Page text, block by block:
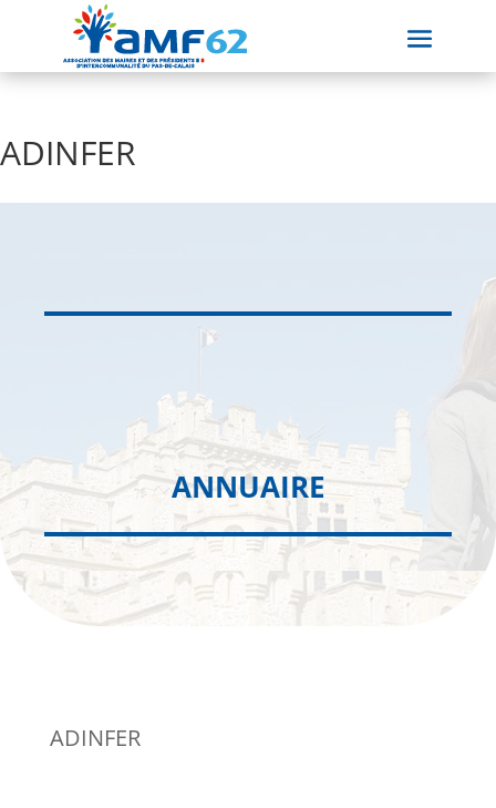
ADINFER
ANNUAIRE
ADINFER